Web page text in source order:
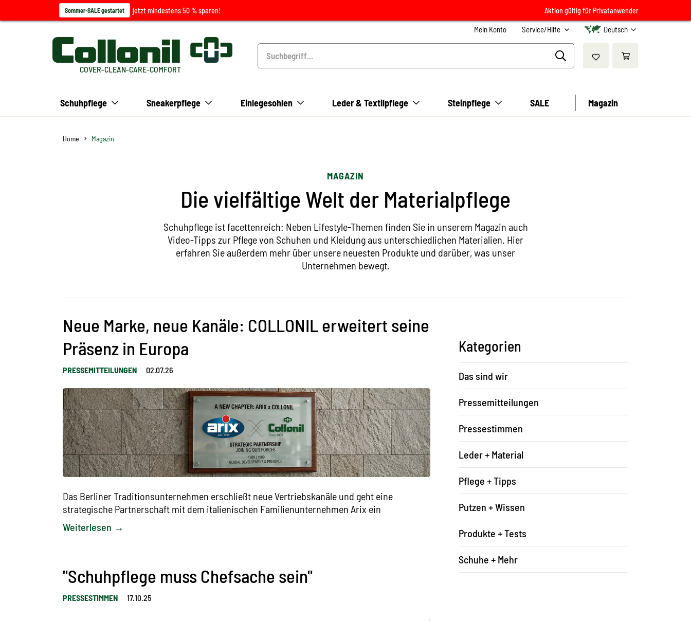
Sommer-SALE gestartet jetzt mindestens 50 % sparen! Aktion gültig für Privatanwender
Mein Konto Service/Hilfe Deutsch
COVER-CLEAN-CARE-COMFORT
Schuhpflege Sneakerpflege Einlegesohlen Leder & Textilpflege Steinpflege SALE Magazin
Home Magazin
MAGAZIN
Die vielfältige Welt der Materialpflege
Schuhpflege ist facettenreich: Neben Lifestyle-Themen finden Sie in unserem Magazin auch
Video-Tipps zur Pflege von Schuhen und Kleidung aus unterschiedlichen Materialien. Hier
erfahren Sie außerdem mehr über unsere neuesten Produkte und darüber, was unser
Unternehmen bewegt.
Kategorien
Das sind wir
Pressemitteilungen
Pressestimmen
Leder + Material
Pflege + Tipps
Putzen + Wissen
Produkte + Tests
Schuhe + Mehr
Neue Marke, neue Kanäle: COLLONIL erweitert seine
Präsenz in Europa
PRESSEMITTEILUNGEN 02.07.26
Das Berliner Traditionsunternehmen erschließt neue Vertriebskanäle und geht eine
strategische Partnerschaft mit dem italienischen Familienunternehmen Arix ein
Weiterlesen →
"Schuhpflege muss Chefsache sein"
PRESSESTIMMEN 17.10.25